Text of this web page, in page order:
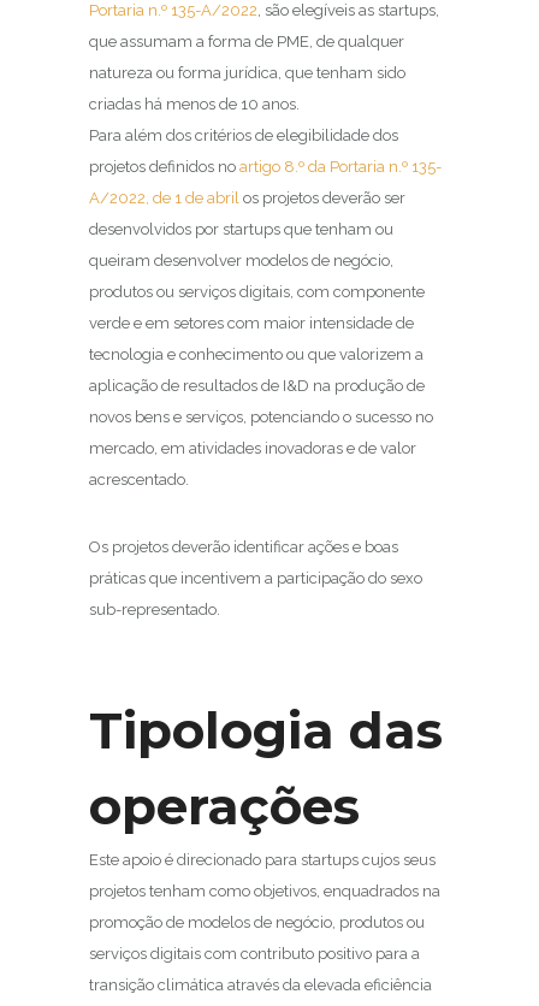
Portaria n.º 135-A/2022, são elegíveis as startups,
que assumam a forma de PME, de qualquer
natureza ou forma jurídica, que tenham sido
criadas há menos de 10 anos.
Para além dos critérios de elegibilidade dos
projetos definidos no artigo 8.º da Portaria n.º 135-
A/2022, de 1 de abril os projetos deverão ser
desenvolvidos por startups que tenham ou
queiram desenvolver modelos de negócio,
produtos ou serviços digitais, com componente
verde e em setores com maior intensidade de
tecnologia e conhecimento ou que valorizem a
aplicação de resultados de I&D na produção de
novos bens e serviços, potenciando o sucesso no
mercado, em atividades inovadoras e de valor
acrescentado.
Os projetos deverão identificar ações e boas
práticas que incentivem a participação do sexo
sub-representado.
Tipologia das
operações
Este apoio é direcionado para startups cujos seus
projetos tenham como objetivos, enquadrados na
promoção de modelos de negócio, produtos ou
serviços digitais com contributo positivo para a
transição climática através da elevada eficiência